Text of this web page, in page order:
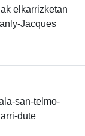
elkarrizketan
Jacques